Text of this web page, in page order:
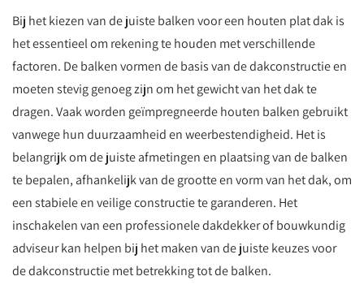
Bij het kiezen van de juiste balken voor een houten plat dak is
het essentieel om rekening te houden met verschillende
factoren. De balken vormen de basis van de dakconstructie en
moeten stevig genoeg zijn om het gewicht van het dak te
dragen. Vaak worden geïmpregneerde houten balken gebruikt
vanwege hun duurzaamheid en weerbestendigheid. Het is
belangrijk om de juiste afmetingen en plaatsing van de balken
te bepalen, afhankelijk van de grootte en vorm van het dak, om
een stabiele en veilige constructie te garanderen. Het
inschakelen van een professionele dakdekker of bouwkundig
adviseur kan helpen bij het maken van de juiste keuzes voor
de dakconstructie met betrekking tot de balken.